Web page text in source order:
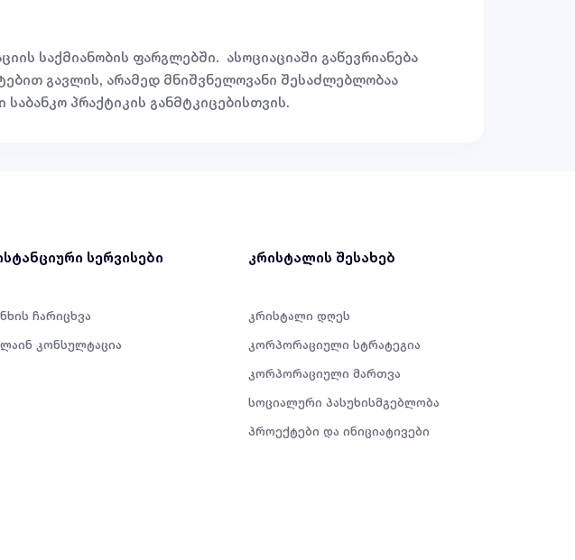
საქმიანობის ფარგლებში. ასოციაციაში გაწევრიანება
გავლის, არამედ მნიშვნელოვანი შესაძლებლობაა
პრაქტიკის განმტკიცებისთვის.
სერვისები
ჩარიცხვა
კონსულტაცია
კრისტალის შესახებ
კრისტალი დღეს
კორპორაციული სტრატეგია
კორპორაციული მართვა
სოციალური პასუხისმგებლობა
პროექტები და ინიციატივები